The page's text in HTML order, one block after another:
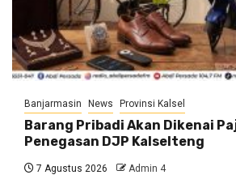
Banjarmasin News Provinsi Kalsel
Barang Pribadi Akan Dikenai
Penegasan DJP Kalselteng
7 Agustus 2026 Admin 4